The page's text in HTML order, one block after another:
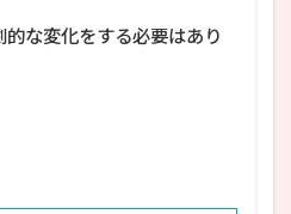
な変化をする必要はあり